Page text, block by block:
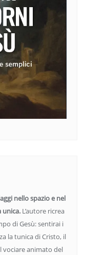
nello spazio e nel
unica. L’autore ricrea
di Gesù: sentirai i
la tunica di Cristo, il
vociare animato del